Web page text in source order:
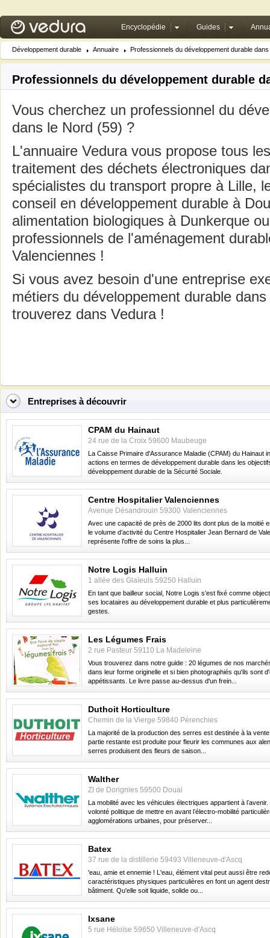
Encyclopédie Guides
Développement durable Annuaire Professionnels du développement durable dans
Professionnels du développement durable
Vous cherchez un professionnel du
dans le Nord (59) ?
L'annuaire Vedura vous propose tous
traitement des déchets électroniques
spécialistes du transport propre à Lille,
conseil en développement durable à
alimentation biologiques à Dunkerque
professionnels de l'aménagement
Valenciennes !
Si vous avez besoin d'une entreprise
métiers du développement durable
trouverez dans Vedura !
Entreprises à découvrir
CPAM du Hainaut
24 rue de la Croix 59600 Maubeuge
La Caisse Primaire d'Assurance Maladie (CPAM) du Hainaut
actions en termes de développement durable dans les
développement durable de la Sécurité Sociale.
Centre Hospitalier Valenciennes
Avenue Désandrouin 59300 Valenciennes
Avec une capacité de près de 2000 lits dont plus de la moitié
le volume d’activité du Centre Hospitalier Jean Bernard de
représente l’offre de soins la plus...
Notre Logis Halluin
1 allée des Glaïeuls 59250 Halluin
En tant que bailleur social, Notre Logis s’est fixé comme
ses locataires au développement durable et plus
gestes.
Les Légumes Frais
2 rue Pasteur 59110 La Madeleine
Vous trouverez dans notre guide : 20 légumes de nos
dans leur forme originelle et si bien photographiés qu'ils sont
appétissants. Le livre passe au-dessus d'un frein...
Duthoit Horticulture
Chemin de la Vierge 59840 Pérenchies
La majorité de la production des serres est destinée à la
partie restante est produite pour fleurir les communes aux
serres produisent des fleurs de saison...
Walther
ZI de Dorignies 59500 Douai
La mobilité avec les véhicules électriques appartient à lʼavenir.
volonté politique de mettre en avant lʼélectro-mobilité
agglomérations urbaines, pour préserver...
Batex
37 rue de la distillerie 59493 Villeneuve-d'Ascq
'eau, amie et ennemie ! L'eau, élément vital peut aussi être
caractéristiques physiques particulières en font un agent
bâtiment. Qu'elle soit liquide, solide ou...
Ixsane
5 rue Héloïse 59650 Villeneuve-d'Ascq